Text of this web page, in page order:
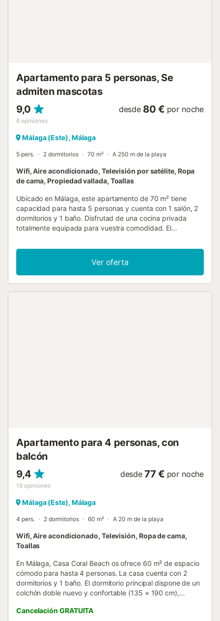
Apartamento para 5 personas, Se
admiten mascotas
9,0
6 opiniones
desde 80 € por noche
Málaga (Este), Málaga
5 pers. 2 dormitorios 70 m² A 250 m de la playa
Wifi, Aire acondicionado, Televisión por satélite, Ropa
de cama, Propiedad vallada, Toallas
Ubicado en Málaga, este apartamento de 70 m² tiene
capacidad para hasta 5 personas y cuenta con 1 salón, 2
dormitorios y 1 baño. Disfrutad de una cocina privada
totalmente equipada para vuestra comodidad. El
videollamadas, vídeo bajo demanda, aire acondicionado y
calefacción tanto en el salón como en todos los
dormitorios, lavadora privada y cuna para bebé. La playa
está a solo 2 minutos, lo que os permitirá acceder
Ver oferta
Apartamento para 4 personas, con
balcón
9,4
19 opiniones
desde 77 € por noche
Málaga (Este), Málaga
4 pers. 2 dormitorios 60 m² A 20 m de la playa
Wifi, Aire acondicionado, Televisión, Ropa de cama,
Toallas
En Málaga, Casa Coral Beach os ofrece 60 m² de espacio
cómodo para hasta 4 personas. La casa cuenta con 2
dormitorios y 1 baño. El dormitorio principal dispone de un
colchón doble nuevo y confortable (135 × 190 cm),
colchones nuevos (90 × 190 cm cada uno) y barandilla de
Cancelación GRATUITA